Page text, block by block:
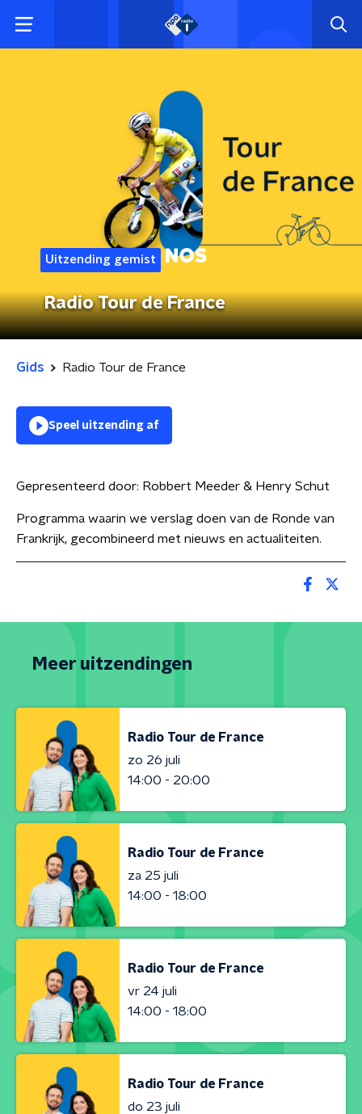
Uitzending gemist
Radio Tour de France
Gids Radio Tour de France
Speel uitzending af
Gepresenteerd door: Robbert Meeder & Henry Schut
Programma waarin we verslag doen van de Ronde van
Frankrijk, gecombineerd met nieuws en actualiteiten.
Meer uitzendingen
Radio Tour de France
zo 26 juli
14:00 - 20:00
Radio Tour de France
za 25 juli
14:00 - 18:00
Radio Tour de France
vr 24 juli
14:00 - 18:00
Radio Tour de France
do 23 juli